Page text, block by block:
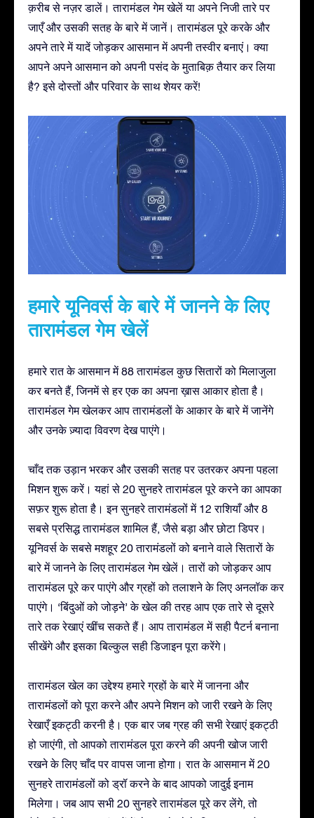
क़रीब से नज़र डालें। तारामंडल गेम खेलें या अपने निजी तारे पर
जाएँ और उसकी सतह के बारे में जानें। तारामंडल पूरे करके और
अपने तारे में यादें जोड़कर आसमान में अपनी तस्वीर बनाएं। क्या
आपने अपने आसमान को अपनी पसंद के मुताबिक़ तैयार कर लिया
है? इसे दोस्तों और परिवार के साथ शेयर करें!
हमारे यूनिवर्स के बारे में जानने के लिए
तारामंडल गेम खेलें
हमारे रात के आसमान में 88 तारामंडल कुछ सितारों को मिलाजुला
कर बनते हैं, जिनमें से हर एक का अपना ख़ास आकार होता है।
तारामंडल गेम खेलकर आप तारामंडलों के आकार के बारे में जानेंगे
और उनके ज़्यादा विवरण देख पाएंगे।
चाँद तक उड़ान भरकर और उसकी सतह पर उतरकर अपना पहला
मिशन शुरू करें। यहां से 20 सुनहरे तारामंडल पूरे करने का आपका
सफ़र शुरू होता है। इन सुनहरे तारामंडलों में 12 राशियाँ और 8
सबसे प्रसिद्ध तारामंडल शामिल हैं, जैसे बड़ा और छोटा डिपर।
यूनिवर्स के सबसे मशहूर 20 तारामंडलों को बनाने वाले सितारों के
बारे में जानने के लिए तारामंडल गेम खेलें। तारों को जोड़कर आप
तारामंडल पूरे कर पाएंगे और ग्रहों को तलाशने के लिए अनलॉक कर
पाएंगे। ‘बिंदुओं को जोड़ने’ के खेल की तरह आप एक तारे से दूसरे
तारे तक रेखाएं खींच सकते हैं। आप तारामंडल में सही पैटर्न बनाना
सीखेंगे और इसका बिल्कुल सही डिजाइन पूरा करेंगे।
तारामंडल खेल का उद्देश्य हमारे ग्रहों के बारे में जानना और
तारामंडलों को पूरा करने और अपने मिशन को जारी रखने के लिए
रेखाएँ इकट्ठी करनी है। एक बार जब ग्रह की सभी रेखाएं इकट्ठी
हो जाएंगी, तो आपको तारामंडल पूरा करने की अपनी खोज जारी
रखने के लिए चाँद पर वापस जाना होगा। रात के आसमान में 20
सुनहरे तारामंडलों को ड्रॉ करने के बाद आपको जादुई इनाम
मिलेगा। जब आप सभी 20 सुनहरे तारामंडल पूरे कर लेंगे, तो